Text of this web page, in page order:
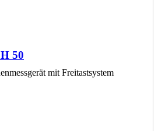
50
mit Freitastsystem